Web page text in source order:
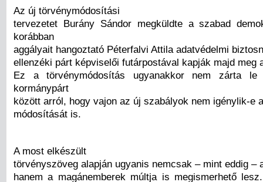
Az új törvénymódosítási
tervezetet Burány Sándor megküldte a szabad
korábban
aggályait hangoztató Péterfalvi Attila adatvédelmi
ellenzéki párt képviselői futárpostával kapják majd meg
Ez a törvénymódosítás ugyanakkor nem zárta
kormánypárt
között arról, hogy vajon az új szabályok nem igénylik-e
módosítását is.
A most elkészült
törvényszöveg alapján ugyanis nemcsak – mint eddig –
hanem a magánemberek múltja is megismerhető